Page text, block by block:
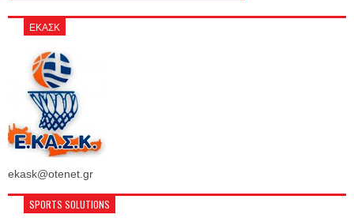
ΕΚΑΣΚ
ekask@otenet.gr
SPORTS SOLUTIONS